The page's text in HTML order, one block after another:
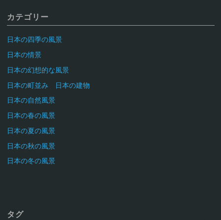
カテゴリー
日本の四季の風景
日本の情景
日本の幻想的な風景
日本の町並み 日本の建物
日本の自然風景
日本の春の風景
日本の夏の風景
日本の秋の風景
日本の冬の風景
タグ